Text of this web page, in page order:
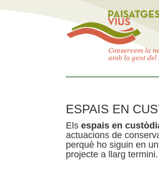
ESPAIS EN
Els espais en
actuacions de
perquè ho siguin en
projecte a llarg termini.